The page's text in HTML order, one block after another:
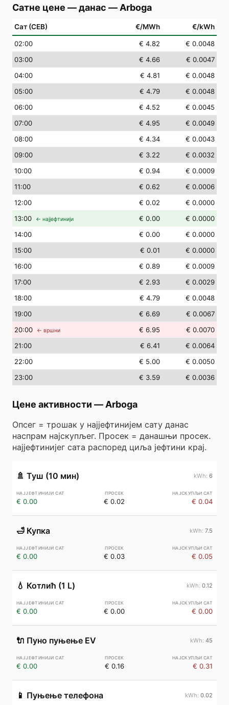
Сатне цене — данас — Arboga
Сат (СЕВ) €/MWh €/kWh
02:00 € 4.82
€ 0.0048
03:00 € 4.66
€ 0.0047
04:00 € 4.81
€ 0.0048
05:00 € 4.79
€ 0.0048
06:00 € 4.52
€ 0.0045
07:00 € 4.95
€ 0.0049
08:00 € 4.34
€ 0.0043
09:00 € 3.22
€ 0.0032
10:00 € 0.94
€ 0.0009
11:00 € 0.62
€ 0.0006
12:00 € 0.02
€ 0.0000
13:00 ← најјефтинији € 0.00
€ 0.0000
14:00 € 0.00
€ 0.0000
15:00 € 0.01
€ 0.0000
16:00 € 0.89
€ 0.0009
17:00 € 2.93
€ 0.0029
18:00 € 4.79
€ 0.0048
19:00 € 6.69
€ 0.0067
20:00 ← вршни € 6.95
€ 0.0070
21:00 € 6.41
€ 0.0064
22:00 € 5.00
€ 0.0050
23:00 € 3.59 € 0.0036
Цене активности — Arboga
Опсег = трошак у најјефтинијем сату данас
наспрам најскупљег. Просек = данашњи просек.
најјефтинијег сата распоред циља јефтини крај.
🚿 Туш (10 мин) 6
€ 0.00 € 0.02 € 0.04
🛁 Купка 7.5
€ 0.00 € 0.03 € 0.05
💧 Котлић (1 L) 0.12
€ 0.00 € 0.00 € 0.00
🔌 Пуно пуњење EV 45
€ 0.00 € 0.16 € 0.31
📱 Пуњење телефона 0.02